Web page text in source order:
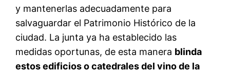
y mantenerlas adecuadamente para
salvaguardar el Patrimonio Histórico de la
ciudad. La junta ya ha establecido las
medidas oportunas, de esta manera blinda
estos edificios o catedrales del vino de la